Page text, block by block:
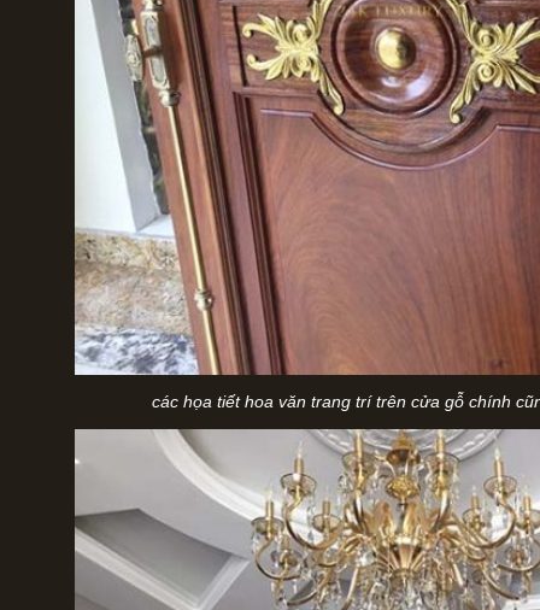
các họa tiết hoa văn trang trí trên cửa gỗ chính